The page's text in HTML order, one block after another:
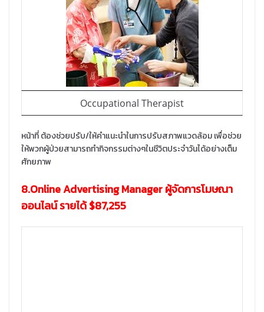
Occupational Therapist
หน้าที่ ต้องช่วยปรับ/ให้คำแนะนำในการปรับสภาพแวดล้อม เพื่อช่วย
ให้พวกผู้ป่วยสามารถทำกิจกรรมต่างๆในชีวิตประจำวันได้อย่างเต็ม
ศักยภาพ
8.Online Advertising Manager ผู้จัดการโมษณา
ออนไลน์ รายได้ $87,255